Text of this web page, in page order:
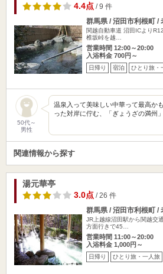
4.4点/ 9 件
群馬県 / 沼田市利根町 /
関越自動車道 沼田ICより
椎坂峠を越…
営業時間 12:00～20:00
入浴料金 700円～
日帰り 宿泊 ひとり旅・
50代～
男性
温泉入って美味しい中華って最高か
った対岸に佇む、「ぎょうざの満州
関連情報から探す
湯元華亭
3.0点/ 26 件
群馬県 / 沼田市利根町 /
JR上越線沼田駅から関越交
方面行きで45…
営業時間 11:00～20:00
入浴料金 1,000円～
日帰り ひとり旅・一人旅